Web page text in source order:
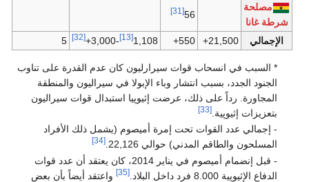
مصلحة
شرطة غانا
56
[31]
الإجمالي 21,500+
550+
1,108
[13]
-3,000+
[32]
5
* السبب في انسحاب قوات سيرارليون كان عدم القدرة على تناوب
الجنود الجدد، بسبب انتشار وباء الإبولا في سيراليون والمنطقة
المجاورة. رداً على ذلك، عرضت إثيوپيا استبدال قوات سيراليون
بتعزيزات إثيوپية.[33]
- إجمالي عدد القوات تحت إمرة أميصوم (يشمل ذلك الأفراد
المسلحون والطاقم المدني) حوالي 22,126.
[34]
- قبل إنضمام أميصوم في يناير 2014، كان يعتقد أن عدد قوات
الدفاع الإثيوپية 8.000 فرد داخل البلاد.
[35]
واعتقد أيضاً بأن بعض